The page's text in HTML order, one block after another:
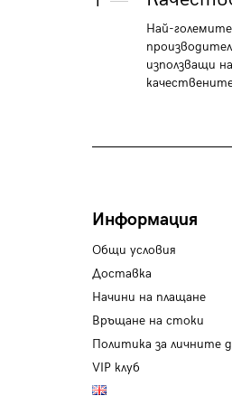
Най-
използващи
Информация
Общи условия
Доставка
Начини на плащане
Връщане на стоки
Политика за личните
VIP клуб